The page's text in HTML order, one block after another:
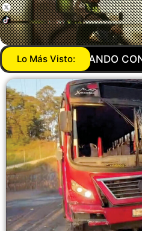
Lo Más Visto:
DE LA GUARDIA